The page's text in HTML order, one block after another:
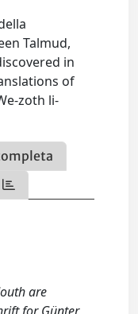
Talmud,
in
of
zoth li-
are